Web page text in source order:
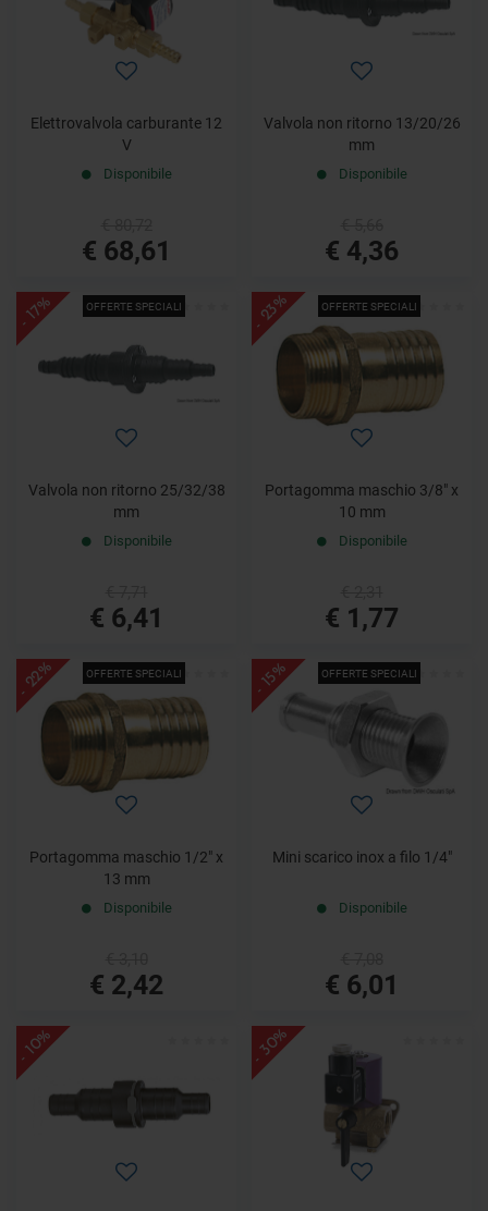
Elettrovalvola carburante 12
V
Disponibile
€ 68,61
Valvola non ritorno 13/20/26
mm
Disponibile
€ 4,36
OFFERTE SPECIALI
- 17%
Valvola non ritorno 25/32/38
mm
Disponibile
€ 6,41
OFFERTE SPECIALI
- 23%
Portagomma maschio 3/8" x
10 mm
Disponibile
€ 1,77
OFFERTE SPECIALI
- 22%
Portagomma maschio 1/2" x
13 mm
Disponibile
€ 2,42
OFFERTE SPECIALI
- 15%
Mini scarico inox a filo 1/4"
Disponibile
€ 6,01
- 10% - 30%